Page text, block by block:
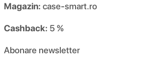
Magazin: case-smart.ro
Cashback: 5 %
Abonare newsletter